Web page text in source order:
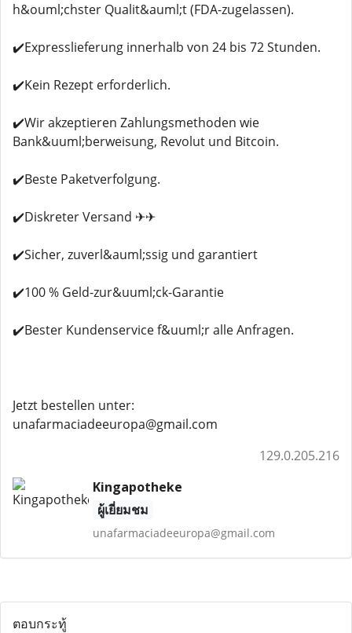
h&ouml;chster Qualit&auml;t (FDA-zugelassen).
✔️Expresslieferung innerhalb von 24 bis 72 Stunden.
✔️Kein Rezept erforderlich.
✔️Wir akzeptieren Zahlungsmethoden wie
Bank&uuml;berweisung, Revolut und Bitcoin.
✔️Beste Paketverfolgung.
✔️Diskreter Versand ✈✈
✔️Sicher, zuverl&auml;ssig und garantiert
✔️100 % Geld-zur&uuml;ck-Garantie
✔️Bester Kundenservice f&uuml;r alle Anfragen.
Jetzt bestellen unter:
unafarmaciadeeuropa@gmail.com
129.0.205.216
Kingapotheke
ผู้เยี่ยมชม
unafarmaciadeeuropa@gmail.com
ตอบกระทู้